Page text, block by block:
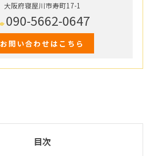
大阪府寝屋川市寿町17-1
090-5662-0647
お問い合わせはこちら
目次